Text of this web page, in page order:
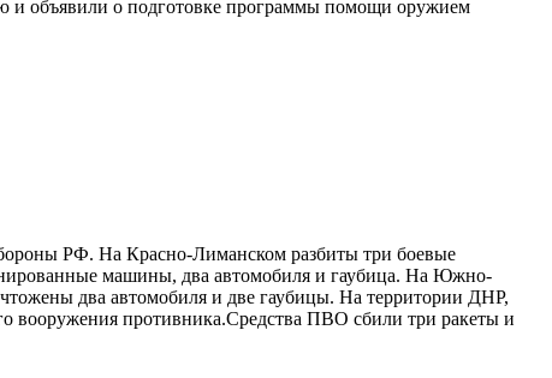
и объявили о подготовке программы помощи оружием
РФ. На Красно-Лиманском разбиты три боевые
машины, два автомобиля и гаубица. На Южно-
два автомобиля и две гаубицы. На территории ДНР,
вооружения противника.Средства ПВО сбили три ракеты и